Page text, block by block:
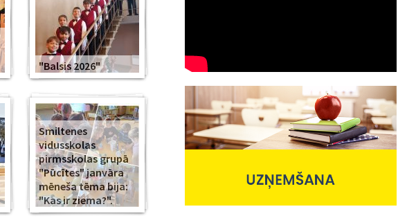
"Balsis 2026"
Smiltenes
vidusskolas
pirmsskolas grupā
"Pūcītes" janvāra
mēneša tēma bija:
"Kas ir ziema?".